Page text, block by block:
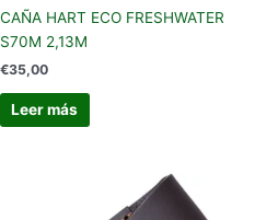
CAÑA HART ECO FRESHWATER
S70M 2,13M
€35,00
Leer más